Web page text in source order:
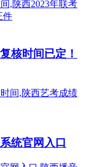
核时间已定！
统官网入口